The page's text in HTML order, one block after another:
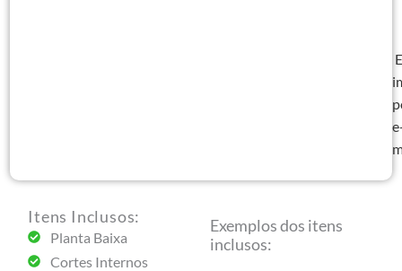
Itens Inclusos:
Planta Baixa
Cortes Internos
Exemplos dos itens
inclusos: